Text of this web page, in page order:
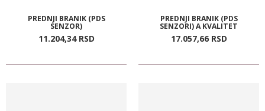
PREDNJI BRANIK (PDS
SENZOR)
11.204,34 RSD
PREDNJI BRANIK (PDS
SENZORI) A KVALITET
17.057,66 RSD